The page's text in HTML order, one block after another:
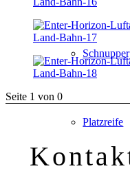
Platzreife
Seite 1 von 0